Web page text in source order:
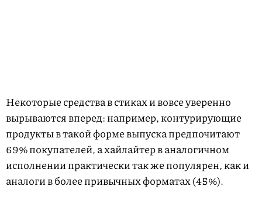
Некоторые средства в стиках и вовсе уверенно
вырываются вперед: например, контурирующие
продукты в такой форме выпуска предпочитают
69% покупателей, а хайлайтер в аналогичном
исполнении практически так же популярен, как и
аналоги в более привычных форматах (45%).